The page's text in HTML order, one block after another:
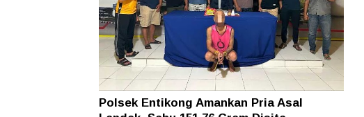
Polsek Entikong Amankan Pria Asal